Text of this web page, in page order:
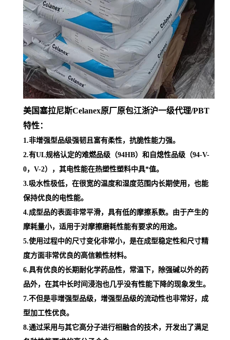
美国塞拉尼斯Celanex原厂原包江浙沪一级代理/PBT
特性：
1.非增强型品级强韧且富有柔性，抗脆性能力强。
2.有UL规格认定的难燃品级（94HB）和自熄性品级（94-V-
0，V-2），其电性能在热塑性塑料中具*值。
3.吸水性极低，在很宽的温度和湿度范围内长期使用，也能
保持优良的电性能。
4.成型品的表面非常平滑，具有低的摩擦系数。由于产生的
摩耗量小，适用于对摩擦磨耗性能有要求的用途。
5.使用过程中的尺寸变化非常小，是在成型稳定性和尺寸精
度方面非常优良的高信赖性材料。
6.具有优良的长期耐化学药品性，常温下，除强碱以外的药
品外，在其中长时间浸泡也几乎没有性能下降的现象发生。
7.不但是非增强型品级，增强型品级的流动性也非常好，成
型加工性优良。
8.通过采用与其它高分子进行相融合的技术，开发出了满足